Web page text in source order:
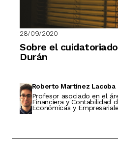
28/09/2020
Sobre el
Durán
Roberto Martínez Lacoba
Profesor asociado en el
Financiera y Contabilidad
Económicas y